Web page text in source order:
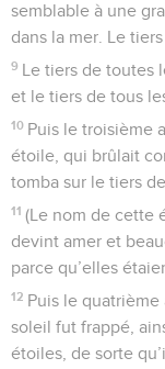
semblable à une
dans la mer. Le
9 Le tiers de toutes
et le tiers de tous
10 Puis le troisième
étoile, qui brûlait
tomba sur le tiers
11 (Le nom de cette
devint amer et
parce qu’elles
12 Puis le
soleil fut frappé,
étoiles, de sorte